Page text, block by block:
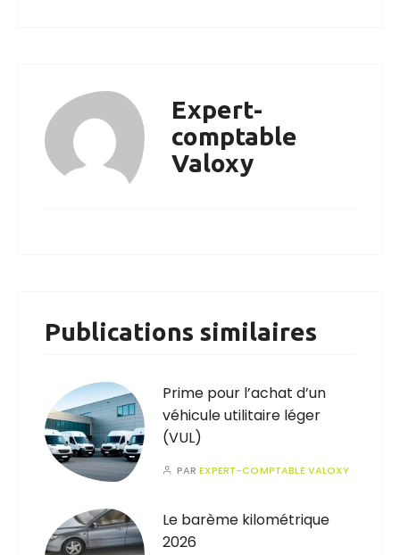
Expert-
comptable
Valoxy
Publications similaires
Prime pour l’achat d’un
véhicule utilitaire léger
(VUL)
PAREXPERT-COMPTABLE VALOXY
Le barème kilométrique
2026